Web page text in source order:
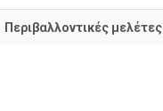
Περιβαλλοντικές μελέτες